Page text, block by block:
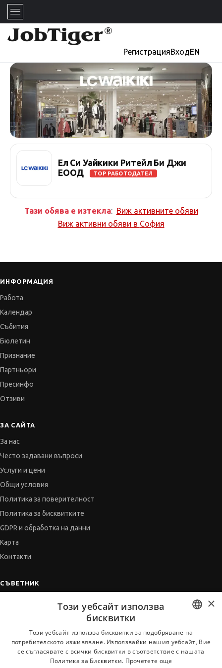
РегистрацияВходEN
Ел Си Уайкики Ритейл Би Джи
ЕООД
TOP РАБОТОДАТЕЛ
Тази обява е изтекла: Виж активните обяви
Виж активни обяви в София
ИНФОРМАЦИЯ
Работа
Календар
Събития
Бюлетин
Признание
Партньори
Пресинфо
Отзиви
ЗА САЙТА
За нас
Често задавани въпроси
Услуги и цени
Общи условия
Политика за поверителност
Политика за бисквитките
GDPR и обработка на данни
Карта
Контакти
СЪВЕТНИК
Когато получим оферта
BULGARIAN
ENGLISH
×
Този уебсайт използва
бисквитки
Този уебсайт използва бисквитки за подобряване на
потребителското изживяване. Използвайки нашия уебсайт, Вие
се съгласявате с всички бисквитки в съответствие с нашата
Политика за Бисквитки. Прочетете още